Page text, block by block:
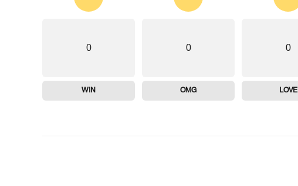
0
LOVE
0
OMG
0
WIN